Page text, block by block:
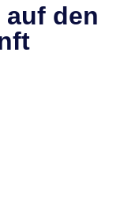
auf den